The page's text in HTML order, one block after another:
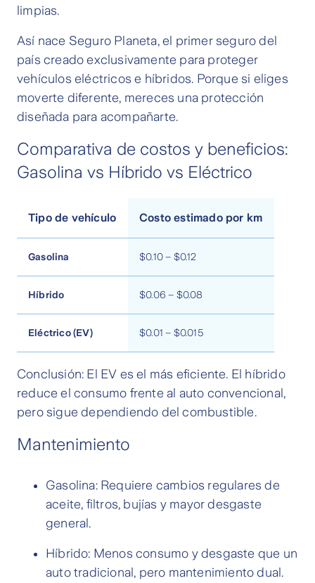
limpias.
Así nace Seguro Planeta, el primer seguro del
país creado exclusivamente para proteger
vehículos eléctricos e híbridos. Porque si eliges
moverte diferente, mereces una protección
diseñada para acompañarte.
Comparativa de costos y beneficios:
Gasolina vs Híbrido vs Eléctrico
Tipo de vehículo Costo estimado por km
Gasolina $0.10 – $0.12
Híbrido $0.06 – $0.08
Eléctrico (EV) $0.01 – $0.015
Conclusión: El EV es el más eficiente. El híbrido
reduce el consumo frente al auto convencional,
pero sigue dependiendo del combustible.
Mantenimiento
Gasolina: Requiere cambios regulares de
aceite, filtros, bujías y mayor desgaste
general.
Híbrido: Menos consumo y desgaste que un
auto tradicional, pero mantenimiento dual.